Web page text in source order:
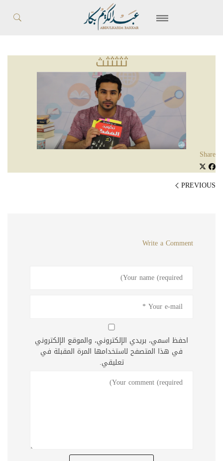
ثثثثثث
Share
PREVIOUS
Write a Comment
احفظ اسمي، بريدي الإلكتروني، والموقع الإلكتروني
في هذا المتصفح لاستخدامها المرة المقبلة في
تعليقي.